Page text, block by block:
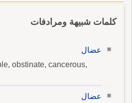
كلمات شبيهة ومرادفات
عضال
obstinate, cancerous,
عضال